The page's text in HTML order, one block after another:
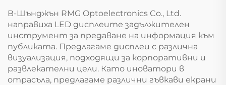
В-Шънджън RMG Optoelectronics Co., Ltd.
направиха LED дисплеите задължителен
инструмент за предаване на информация към
публиката. Предлагаме дисплеи с различна
визуализация, подходящи за корпоративни и
развлекателни цели. Като иноватори в
отрасъла, предлагаме различни гъвкави екрани